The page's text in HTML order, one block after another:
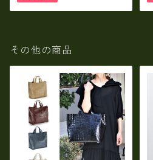
その他の商品